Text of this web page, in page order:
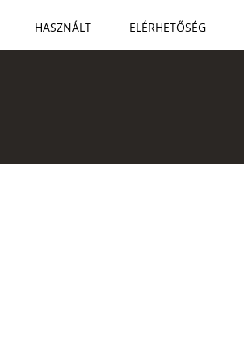
HASZNÁLT ELÉRHETŐSÉG